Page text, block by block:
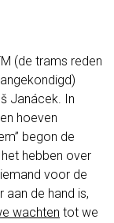
(de trams reden
Janácek. In
hoeven
begon de
hebben over
voor de
aan de hand is,
wachten tot we